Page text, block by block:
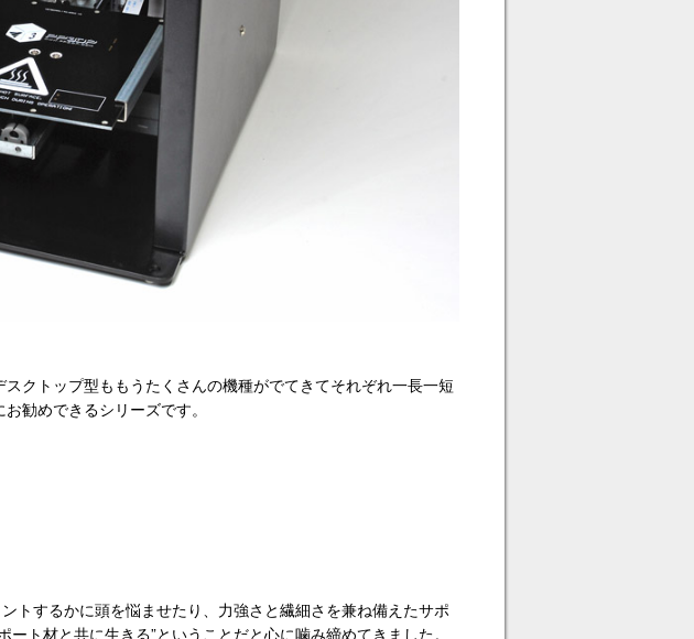
クトップ型ももうたくさんの機種がでてきてそれぞれ一長一短
勧めできるシリーズです。
トするかに頭を悩ませたり、力強さと繊細さを兼ね備えたサポ
ト材と共に生きる”ということだと心に噛み締めてきました。